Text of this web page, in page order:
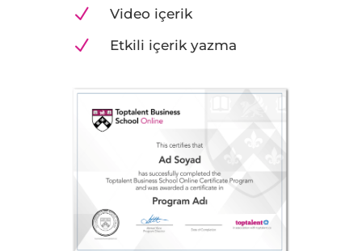
N Video içerik
N Etkili içerik yazma